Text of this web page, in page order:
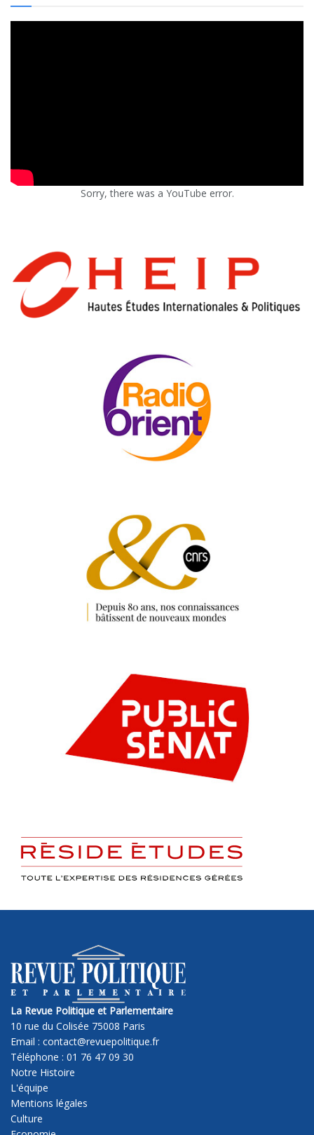
Sorry, there was a YouTube error.
La Revue Politique et Parlementaire
10 rue du Colisée 75008 Paris
Email : contact@revuepolitique.fr
Téléphone : 01 76 47 09 30
Notre Histoire
L'équipe
Mentions légales
Culture